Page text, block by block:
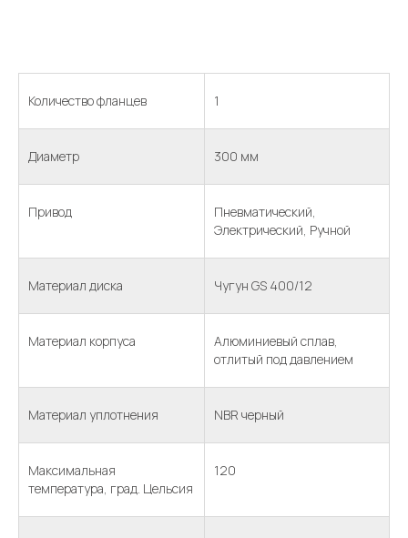
Количество фланцев 1
Диаметр 300 мм
Привод
Пневматический,
Электрический, Ручной
Материал диска Чугун GS 400/12
Материал корпуса
Алюминиевый сплав,
отлитый под давлением
Материал уплотнения NBR черный
Максимальная
температура, град. Цельсия
120